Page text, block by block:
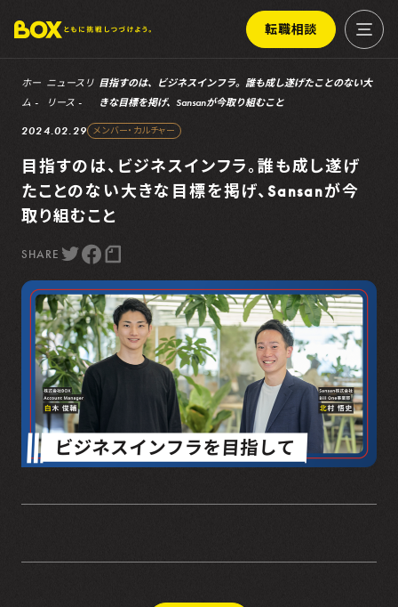
転職相談
ホー
ム
ニュースリ
リース
目指すのは、ビジネスインフラ。誰も成し遂げたことのない大
きな目標を掲げ、Sansanが今取り組むこと
2024.02.29 メンバー・カルチャー
目指すのは、ビジネスインフラ。誰も成し遂げ
たことのない大きな目標を掲げ、Sansanが今
取り組むこと
SHARE